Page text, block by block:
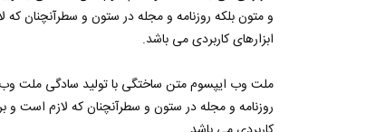
و متون بلکه روزنامه و مجله در ستون و سطرآنچنان که
ابزارهای کاربردی می باشد.
ملت وب ایپسوم متن ساختگی با تولید سادگی ملت
روزنامه و مجله در ستون و سطرآنچنان که لازم است و